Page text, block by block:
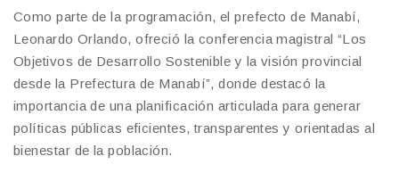
Como parte de la programación, el prefecto de Manabí,
Leonardo Orlando, ofreció la conferencia magistral “Los
Objetivos de Desarrollo Sostenible y la visión provincial
desde la Prefectura de Manabí”, donde destacó la
importancia de una planificación articulada para generar
políticas públicas eficientes, transparentes y orientadas al
bienestar de la población.